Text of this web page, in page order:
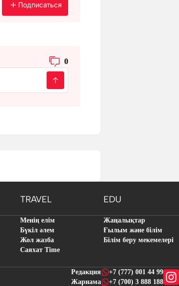
Подписаться
0
TRAVEL EDU
Менің елім
Бүкіл әлем
Жол жазба
Саяхат Time
Жаңалықтар
Ғылым және білім
Білім беру мекемелері
Редакция
+7 (777) 001 44 99
Жарнама
+7 (700) 3 888 188